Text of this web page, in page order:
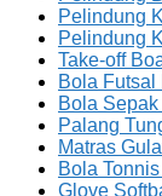
Pelindung
Pelindung
Take-off
Bola
Bola
Palang
Matras
Bola
Glove